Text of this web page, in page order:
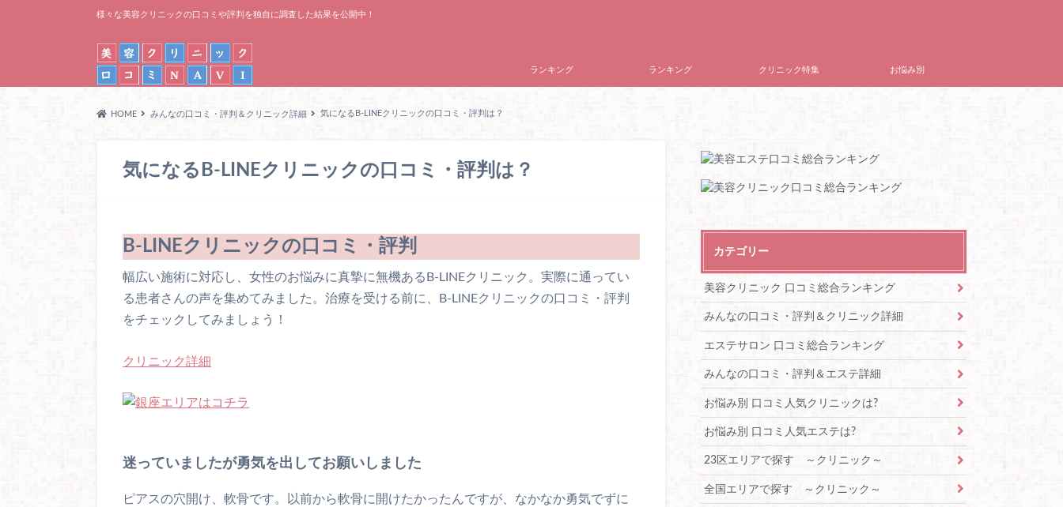
様々な美容クリニックの口コミや評判を独自に調査した結果を公開中！
ランキング ランキング クリニック特集 お悩み別
HOME みんなの口コミ・評判＆クリニック詳細 気になるB-LINEクリニックの口コミ・評判は？
気になるB-LINEクリニックの口コミ・評判は？
B-LINEクリニックの口コミ・評判
幅広い施術に対応し、女性のお悩みに真摯に無機あるB-LINEクリニック。実際に通ってい
る患者さんの声を集めてみました。治療を受ける前に、B-LINEクリニックの口コミ・評判
をチェックしてみましょう！
クリニック詳細
迷っていましたが勇気を出してお願いしました
ピアスの穴開け、軟骨です。以前から軟骨に開けたかったんですが、なかなか勇気でずに
カテゴリー
美容クリニック 口コミ総合ランキング
みんなの口コミ・評判＆クリニック詳細
エステサロン 口コミ総合ランキング
みんなの口コミ・評判＆エステ詳細
お悩み別 口コミ人気クリニックは?
お悩み別 口コミ人気エステは?
23区エリアで探す ～クリニック～
全国エリアで探す ～クリニック～